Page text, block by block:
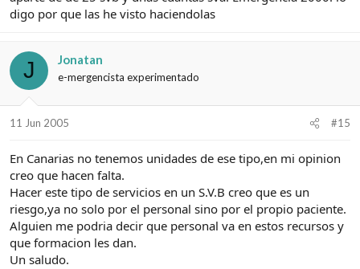
digo por que las he visto haciendolas
J Jonatan
e-mergencista experimentado
11 Jun 2005 #15
En Canarias no tenemos unidades de ese tipo,en mi opinion
creo que hacen falta.
Hacer este tipo de servicios en un S.V.B creo que es un
riesgo,ya no solo por el personal sino por el propio paciente.
Alguien me podria decir que personal va en estos recursos y
que formacion les dan.
Un saludo.